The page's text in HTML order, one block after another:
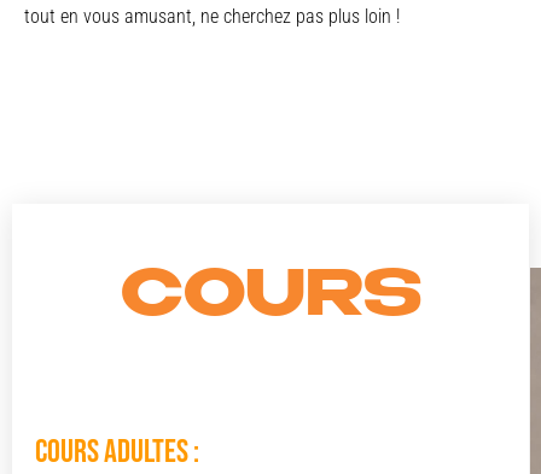
tout en vous amusant, ne cherchez pas plus loin !
COURS
cOURS ADULTES :